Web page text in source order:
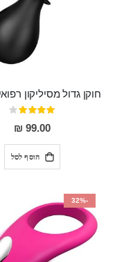
דירוג:
80%
99.00 ₪
הוסף לסל
-32%